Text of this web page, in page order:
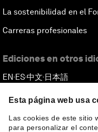
Esta página web usa
Las cookies de este sitio
para personalizar el
La sostenibilidad en el
Carreras profesionales
Ediciones en otros
EN ▪ ES▪中文▪ 日本語